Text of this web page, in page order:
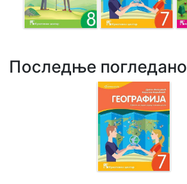
Последње погледано